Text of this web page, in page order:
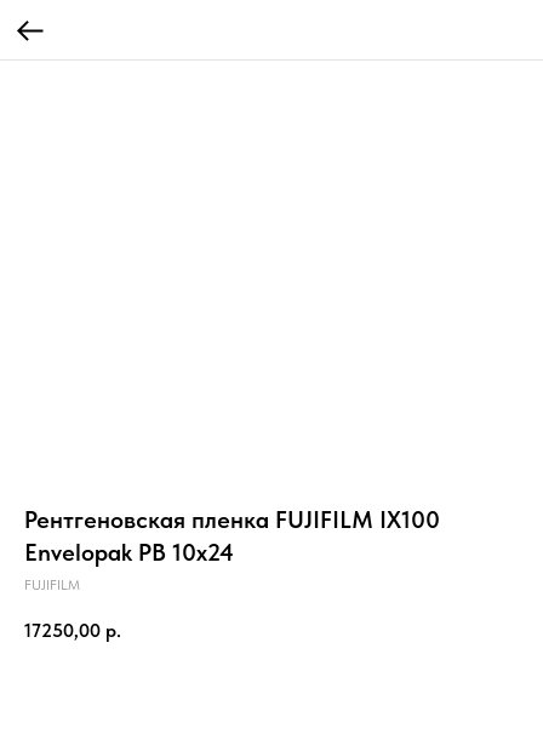
Рентгеновская пленка FUJIFILM IX100
Envelopak PB 10х24
FUJIFILM
17250,00 р.